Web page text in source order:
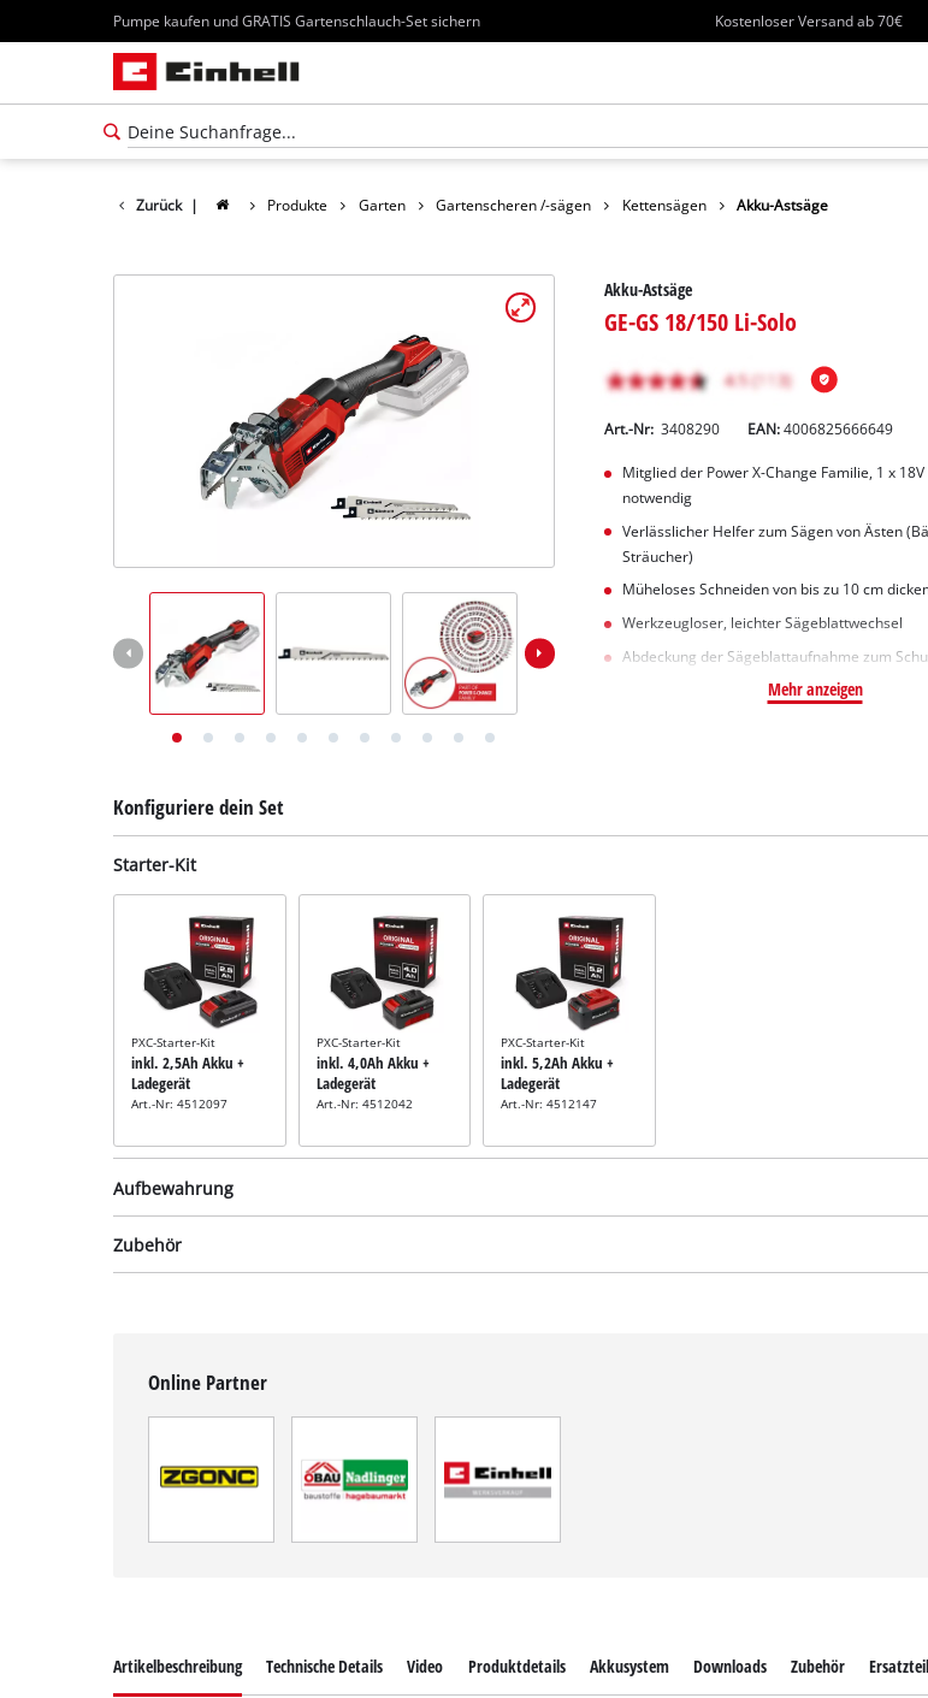
Pumpe kaufen und GRATIS Gartenschlauch-Set sichern Kostenloser Versand ab 70€
Zurück | Produkte Garten Gartenscheren /-sägen Kettensägen Akku-Astsäge
Akku-Astsäge
GE-GS 18/150 Li-Solo
Art.-Nr: 3408290 EAN:4006825666649
Mitglied der Power X-Change Familie, 1 x
notwendig
Verlässlicher Helfer zum Sägen von Ästen
Sträucher)
Müheloses Schneiden von bis zu 10 cm
Werkzeugloser, leichter Sägeblattwechsel
Abdeckung der Sägeblattaufnahme zum
Mehr anzeigen
Konfiguriere dein Set
Starter-Kit
PXC-Starter-Kit
inkl. 2,5Ah Akku +
Ladegerät
Art.-Nr: 4512097
PXC-Starter-Kit
inkl. 4,0Ah Akku +
Ladegerät
Art.-Nr: 4512042
PXC-Starter-Kit
inkl. 5,2Ah Akku +
Ladegerät
Art.-Nr: 4512147
Aufbewahrung
inkl. E-Case S
Art.-Nr: 4540011
Zubehör
Art.-Nr: 49576105
Online Partner
Artikelbeschreibung Technische Details Video Produktdetails Akkusystem Downloads Zubehör